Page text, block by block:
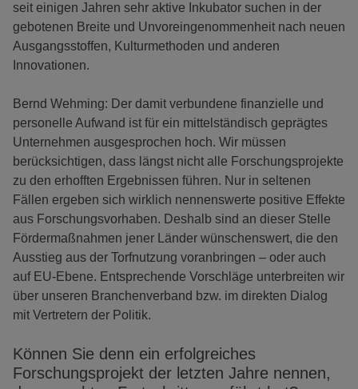
seit einigen Jahren sehr aktive Inkubator suchen in der
gebotenen Breite und Unvoreingenommenheit nach neuen
Ausgangsstoffen, Kulturmethoden und anderen
Innovationen.
Bernd Wehming: Der damit verbundene finanzielle und
personelle Aufwand ist für ein mittelständisch geprägtes
Unternehmen ausgesprochen hoch. Wir müssen
berücksichtigen, dass längst nicht alle Forschungsprojekte
zu den erhofften Ergebnissen führen. Nur in seltenen
Fällen ergeben sich wirklich nennenswerte positive Effekte
aus Forschungsvorhaben. Deshalb sind an dieser Stelle
Fördermaßnahmen jener Länder wünschenswert, die den
Ausstieg aus der Torfnutzung voranbringen – oder auch
auf EU-Ebene. Entsprechende Vorschläge unterbreiten wir
über unseren Branchenverband bzw. im direkten Dialog
mit Vertretern der Politik.
Können Sie denn ein erfolgreiches
Forschungsprojekt der letzten Jahre nennen,